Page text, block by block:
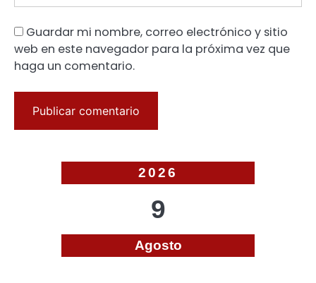
Guardar mi nombre, correo electrónico y sitio
web en este navegador para la próxima vez que
haga un comentario.
2026
9
Agosto